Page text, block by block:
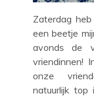
Zaterdag
een beetje
avonds de
vriendinnen!
onze
natuurlijk